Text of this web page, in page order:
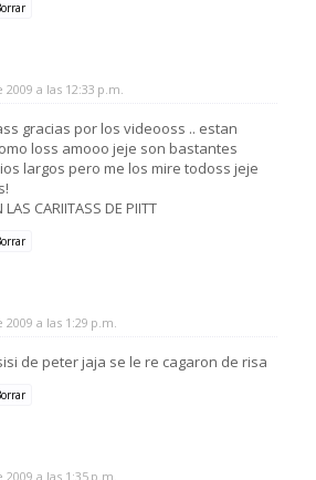
a las 12:33 p.m.
gracias por los videooss .. estan
loss amooo jeje son bastantes
largos pero me los mire todoss jeje
CARIITASS DE PIITT
a las 1:29 p.m.
de peter jaja se le re cagaron de risa
a las 1:35 p.m.